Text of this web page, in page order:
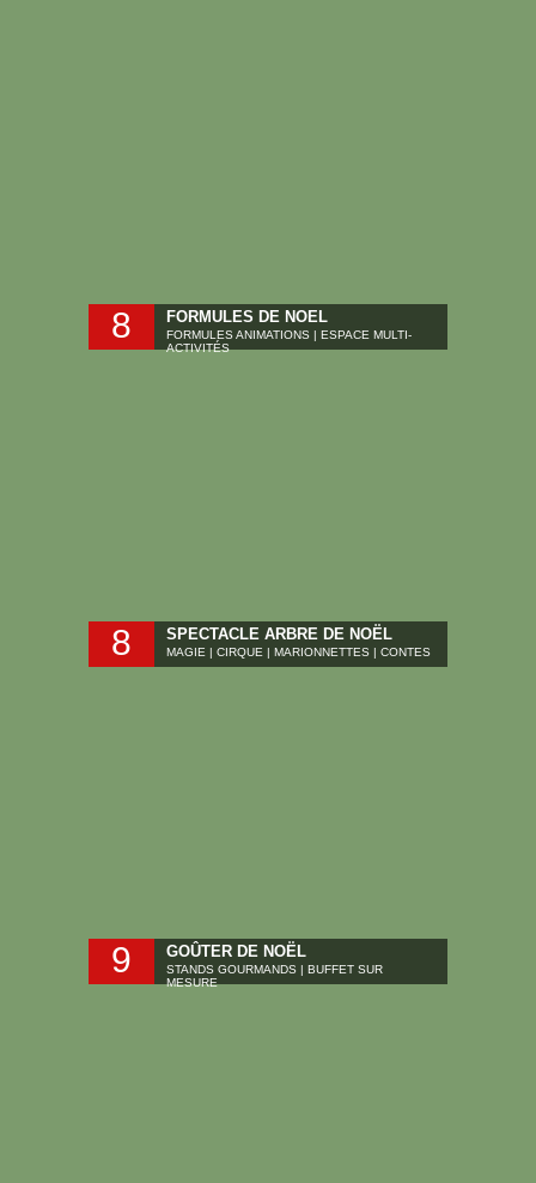
8 FORMULES DE NOEL
FORMULES ANIMATIONS | ESPACE MULTI-
ACTIVITÉS
8 SPECTACLE ARBRE DE NOËL
MAGIE | CIRQUE | MARIONNETTES | CONTES
9 GOÛTER DE NOËL
STANDS GOURMANDS | BUFFET SUR
MESURE